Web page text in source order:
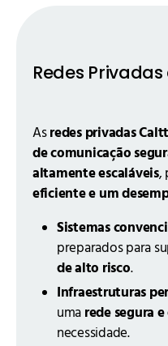
Redes
Asredes privadas
de comunicação
altamente escaláveis,
eficiente e um
Sistemas
preparados para
de alto risco.
Infraestruturas
uma rede segura
necessidade.